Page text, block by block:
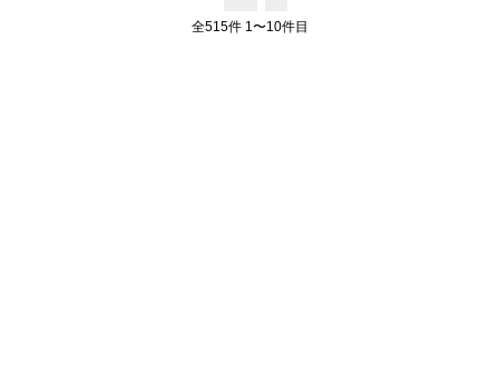
全515件 1〜10件目